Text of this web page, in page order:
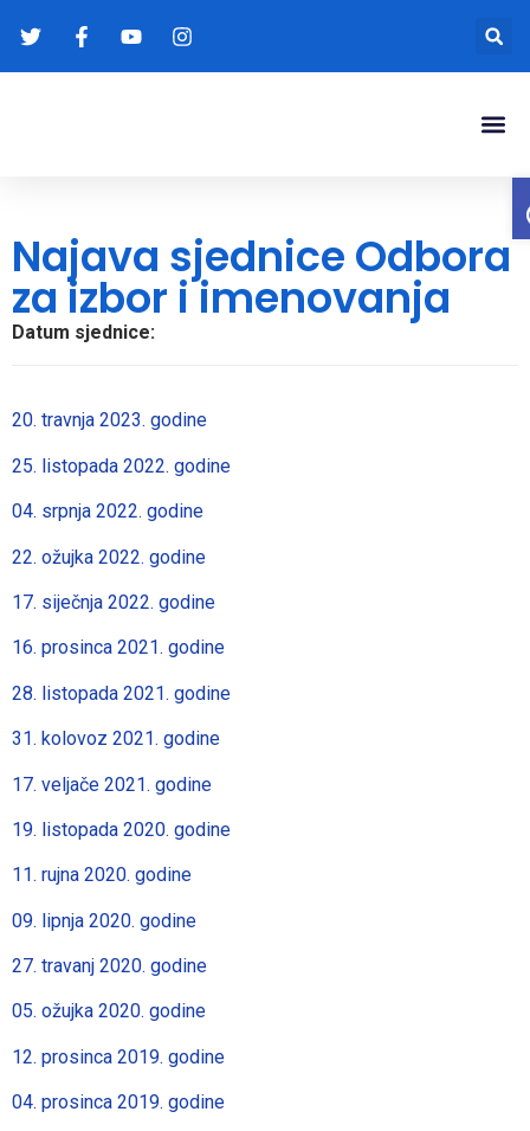
Najava sjednice Odbora
za izbor i imenovanja
Datum sjednice:
20. travnja 2023. godine
25. listopada 2022. godine
04. srpnja 2022. godine
22. ožujka 2022. godine
17. siječnja 2022. godine
16. prosinca 2021. godine
28. listopada 2021. godine
31. kolovoz 2021. godine
17. veljače 2021. godine
19. listopada 2020. godine
11. rujna 2020. godine
09. lipnja 2020. godine
27. travanj 2020. godine
05. ožujka 2020. godine
12. prosinca 2019. godine
04. prosinca 2019. godine